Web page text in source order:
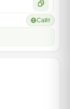
Сайт